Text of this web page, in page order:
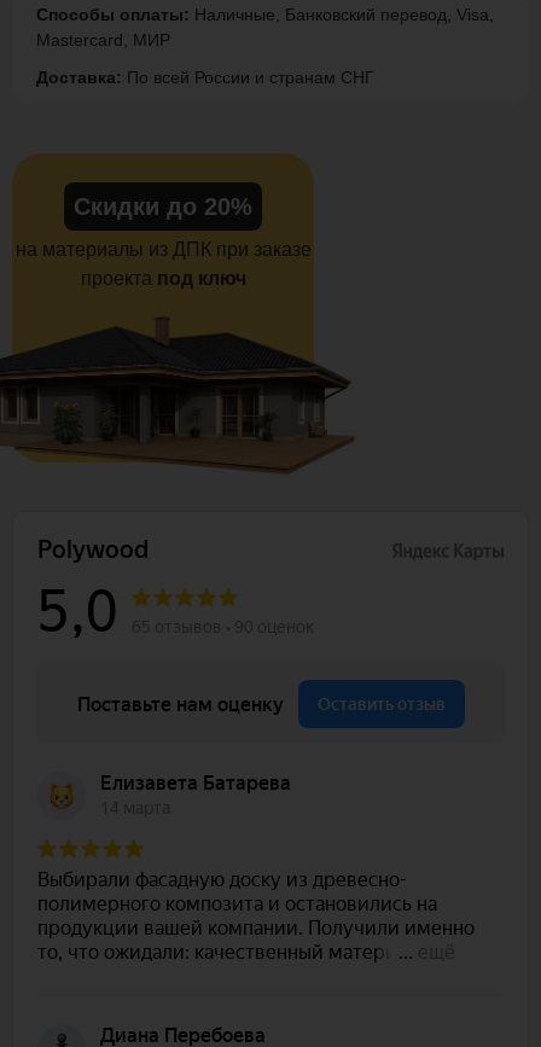
Способы оплаты: Наличные, Банковский перевод, Visa,
Mastercard, МИР
Доставка: По всей России и странам СНГ
Скидки до 20%
на материалы из ДПК при заказе
проекта под ключ